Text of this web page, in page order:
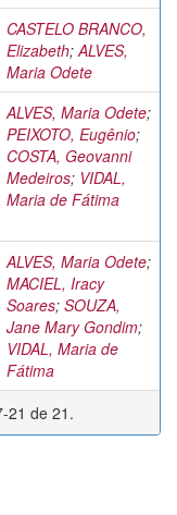
CASTELO BRANCO,
Elizabeth;ALVES,
Maria Odete
ALVES, Maria Odete;
PEIXOTO, Eugênio;
COSTA, Geovanni
Medeiros; VIDAL,
Maria de Fátima
ALVES, Maria Odete;
MACIEL, Iracy
Soares; SOUZA,
Jane Mary Gondim;
VIDAL, Maria de
Fátima
21 de 21.